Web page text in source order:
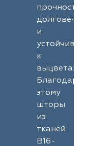
и
к
Благодаря
этому
шторы
из
тканей
B16-